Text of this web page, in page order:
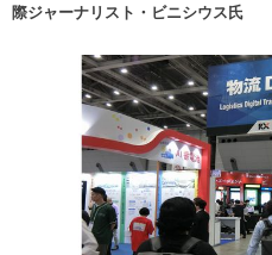
際ジャーナリスト・ビニシウス氏